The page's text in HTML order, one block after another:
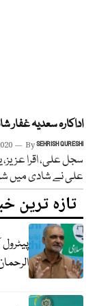
اداکارہ سعدیہ
BySEHRISH QURESHI
سجل علی، اقرا
علی نے شادی میں
تازہ ترین